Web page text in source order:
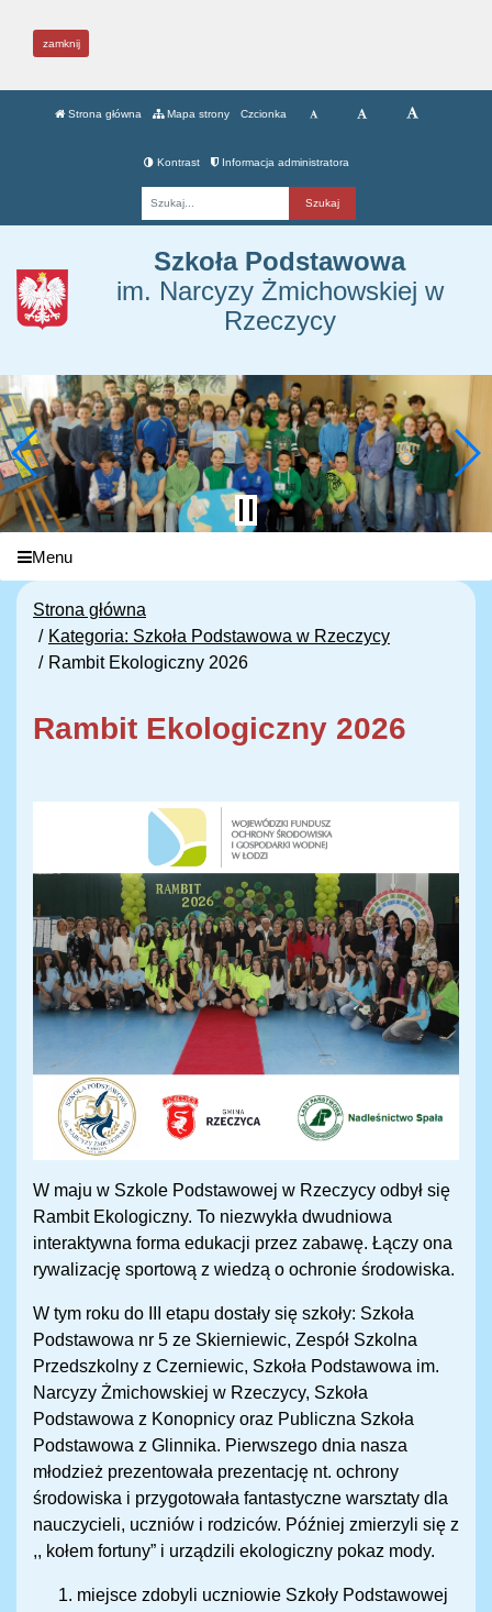
zamknij
Strona główna Mapa strony Czcionka
Kontrast Informacja administratora
Szkoła Podstawowa
im. Narcyzy Żmichowskiej w
Rzeczycy
Menu
Strona główna
Kategoria: Szkoła Podstawowa w Rzeczycy
Rambit Ekologiczny 2026
Rambit Ekologiczny 2026
W maju w Szkole Podstawowej w Rzeczycy odbył się
Rambit Ekologiczny. To niezwykła dwudniowa
interaktywna forma edukacji przez zabawę. Łączy ona
rywalizację sportową z wiedzą o ochronie środowiska.
W tym roku do III etapu dostały się szkoły: Szkoła
Podstawowa nr 5 ze Skierniewic, Zespół Szkolna
Przedszkolny z Czerniewic, Szkoła Podstawowa im.
Narcyzy Żmichowskiej w Rzeczycy, Szkoła
Podstawowa z Konopnicy oraz Publiczna Szkoła
Podstawowa z Glinnika. Pierwszego dnia nasza
młodzież prezentowała prezentację nt. ochrony
środowiska i przygotowała fantastyczne warsztaty dla
nauczycieli, uczniów i rodziców. Później zmierzyli się z
,, kołem fortuny” i urządzili ekologiczny pokaz mody.
miejsce zdobyli uczniowie Szkoły Podstawowej